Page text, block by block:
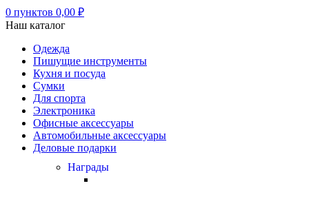
0 пунктов 0,00 ₽
Наш каталог
Одежда
Пишущие инструменты
Кухня и посуда
Сумки
Для спорта
Электроника
Офисные аксессуары
Автомобильные аксессуары
Деловые подарки
Награды